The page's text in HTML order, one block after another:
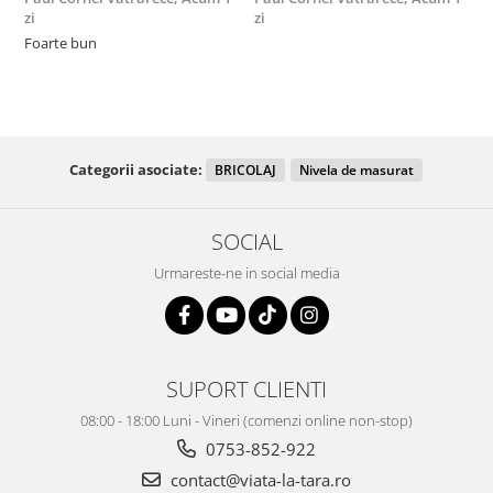
zi
Foarte bun
zi
Categorii asociate: BRICOLAJ Nivela de masurat
SOCIAL
Urmareste-ne in social media
SUPORT CLIENTI
08:00 - 18:00 Luni - Vineri (comenzi online non-stop)
0753-852-922
contact@viata-la-tara.ro